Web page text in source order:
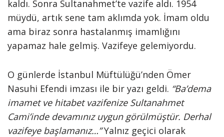
kaldı. Sonra Sultanahmet’te vazife aldı. 1954
müydü, artık sene tam aklımda yok. İmam oldu
ama biraz sonra hastalanmış imamlığını
yapamaz hale gelmiş. Vazifeye gelemiyordu.
O günlerde İstanbul Müftülüğü’nden Ömer
Nasuhi Efendi imzası ile bir yazı geldi. “Ba’dema
imamet ve hitabet vazifenize Sultanahmet
Cami’inde devamınız uygun görülmüştür. Derhal
vazifeye başlamanız…”Yalnız geçici olarak